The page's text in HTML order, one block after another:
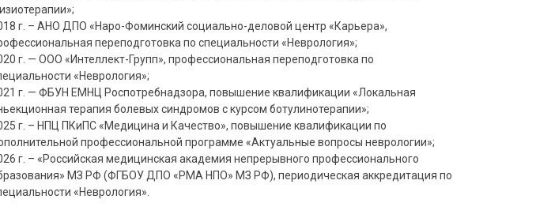
г. – АНО ДПО «Наро-Фоминский социально-деловой центр «Карьера»,
переподготовка по специальности «Неврология»;
г. — ООО «Интеллект-Групп», профессиональная переподготовка по
«Неврология»;
г. — ФБУН ЕМНЦ Роспотребнадзора, повышение квалификации «Локальная
терапия болевых синдромов с курсом ботулинотерапии»;
г. – НПЦ ПКиПС «Медицина и Качество», повышение квалификации по
профессиональной программе «Актуальные вопросы неврологии»;
г. – «Российская медицинская академия непрерывного профессионального
МЗ РФ (ФГБОУ ДПО «РМА НПО» МЗ РФ), периодическая аккредитация по
«Неврология».